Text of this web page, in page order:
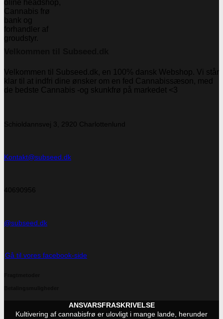
Velkommen til Subseed.dk, en 100% dansk Webshop. Vi står
klar til at indfri dine ønsker om en fed Cannabissæson, med
de bedste Cannabis -og skunkfrø på markedet <3
Schioldannsvej 3, 2920 Charlottenlund
Kontakt@subseed.dk
40690956
@subseed.dk
Gå til vores facebook-side
ANSVARSFRASKRIVELSE
Kultivering af cannabisfrø er ulovligt i mange lande, herunder